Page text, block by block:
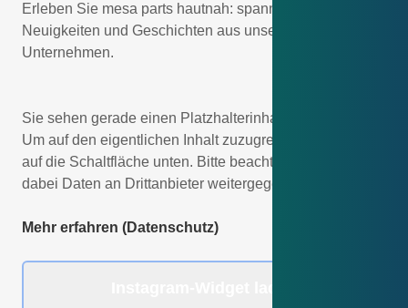
Erleben Sie mesa parts hautnah: spannende Einblicke,
Neuigkeiten und Geschichten aus unserem
Unternehmen.
Sie sehen gerade einen Platzhalterinhalt von Instagram.
Um auf den eigentlichen Inhalt zuzugreifen, klicken Sie
auf die Schaltfläche unten. Bitte beachten Sie, dass
dabei Daten an Drittanbieter weitergegeben werden.
Mehr erfahren (Datenschutz)